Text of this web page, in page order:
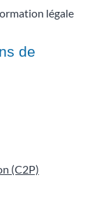
légale
de
(C2P)